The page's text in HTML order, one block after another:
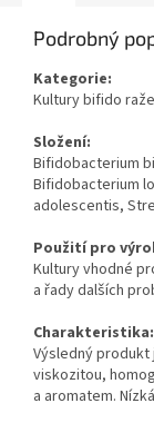
Podrobný
Kategorie:
Kultury bifido
Složení:
Bifidobacterium
Bifidobacterium
adolescentis,
Použití pro
Kultury vhodné
a řady dalších
Charakteristika:
Výsledný
viskozitou,
a aromatem.